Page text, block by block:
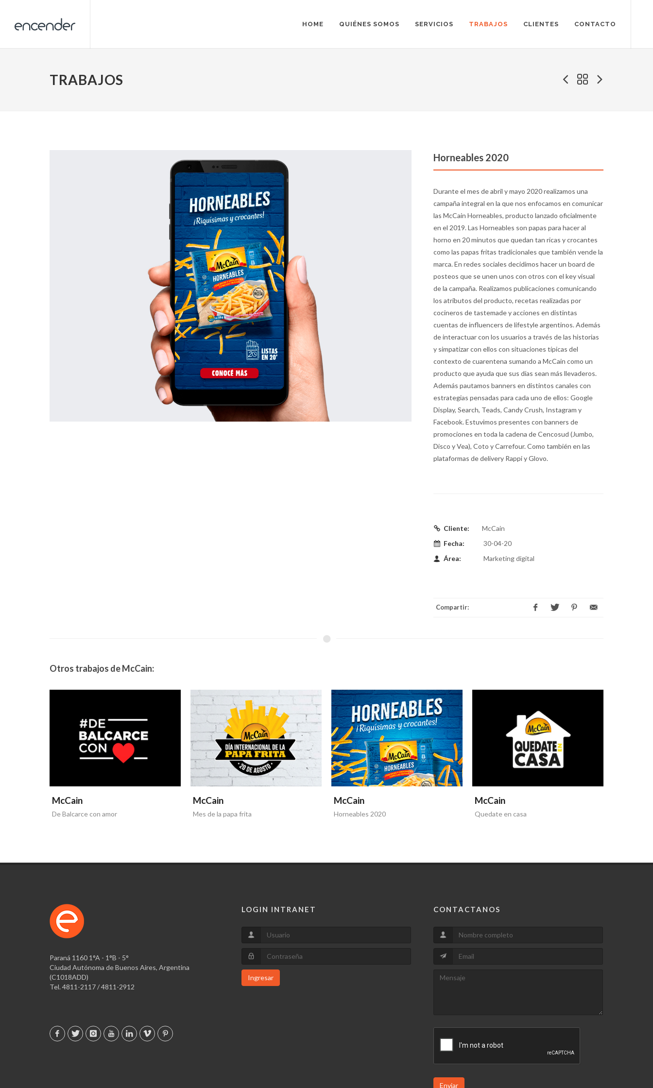
HOME QUIÉNES SOMOS SERVICIOS TRABAJOS CLIENTES CONTACTO
TRABAJOS
Horneables 2020
Durante el mes de abril y mayo 2020 realizamos una
campaña integral en la que nos enfocamos en comunicar
las McCain Horneables, producto lanzado oficialmente
en el 2019. Las Horneables son papas para hacer al
horno en 20 minutos que quedan tan ricas y crocantes
como las papas fritas tradicionales que también vende la
marca. En redes sociales decidimos hacer un board de
posteos que se unen unos con otros con el key visual
de la campaña. Realizamos publicaciones comunicando
los atributos del producto, recetas realizadas por
cocineros de tastemade y acciones en distintas
cuentas de influencers de lifestyle argentinos. Además
de interactuar con los usuarios a través de las historias
y simpatizar con ellos con situaciones típicas del
contexto de cuarentena sumando a McCain como un
producto que ayuda que sus días sean más llevaderos.
Además pautamos banners en distintos canales con
estrategias pensadas para cada uno de ellos: Google
Display, Search, Teads, Candy Crush, Instagram y
Facebook. Estuvimos presentes con banners de
promociones en toda la cadena de Cencosud (Jumbo,
Disco y Vea), Coto y Carrefour. Como también en las
plataformas de delivery Rappi y Glovo.
Cliente:
McCain
Fecha:
30-04-20
Área:
Marketing digital
Compartir:
Otros trabajos de McCain:
McCain
De Balcarce con amor
McCain
Mes de la papa frita
McCain
Horneables 2020
McCain
Quedate en casa
Paraná 1160 1°A - 1°B - 5°
Ciudad Autónoma de Buenos Aires, Argentina
(C1018ADD)
Tel. 4811-2117 / 4811-2912
LOGIN INTRANET
Ingresar
CONTACTANOS
Enviar